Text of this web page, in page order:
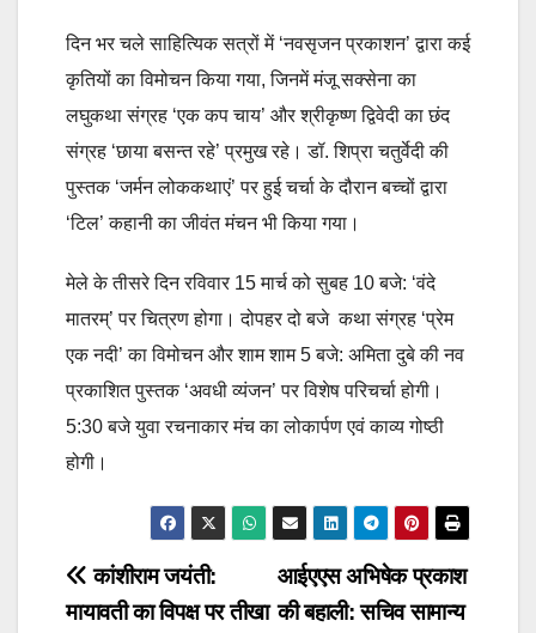
दिन भर चले साहित्यिक सत्रों में ‘नवसृजन प्रकाशन’ द्वारा कई
कृतियों का विमोचन किया गया, जिनमें मंजू सक्सेना का
लघुकथा संग्रह ‘एक कप चाय’ और श्रीकृष्ण द्विवेदी का छंद
संग्रह ‘छाया बसन्त रहे’ प्रमुख रहे। डॉ. शिप्रा चतुर्वेदी की
पुस्तक ‘जर्मन लोककथाएं’ पर हुई चर्चा के दौरान बच्चों द्वारा
‘टिल’ कहानी का जीवंत मंचन भी किया गया।
मेले के तीसरे दिन रविवार 15 मार्च को सुबह 10 बजे: ‘वंदे
मातरम्’ पर चित्रण होगा। दोपहर दो बजे कथा संग्रह ‘प्रेम
एक नदी’ का विमोचन और शाम शाम 5 बजे: अमिता दुबे की नव
प्रकाशित पुस्तक ‘अवधी व्यंजन’ पर विशेष परिचर्चा होगी।
5:30 बजे युवा रचनाकार मंच का लोकार्पण एवं काव्य गोष्ठी
होगी।
Post
आईएएस अभिषेक प्रकाश
की बहाली: सचिव सामान्य
कांशीराम जयंती:
मायावती का विपक्ष पर तीखा